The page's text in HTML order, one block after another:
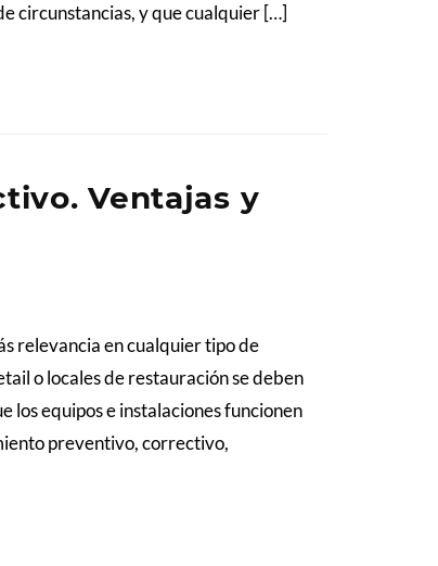
circunstancias, y que cualquier […]
Ventajas y
relevancia en cualquier tipo de
o locales de restauración se deben
los equipos e instalaciones funcionen
preventivo, correctivo,